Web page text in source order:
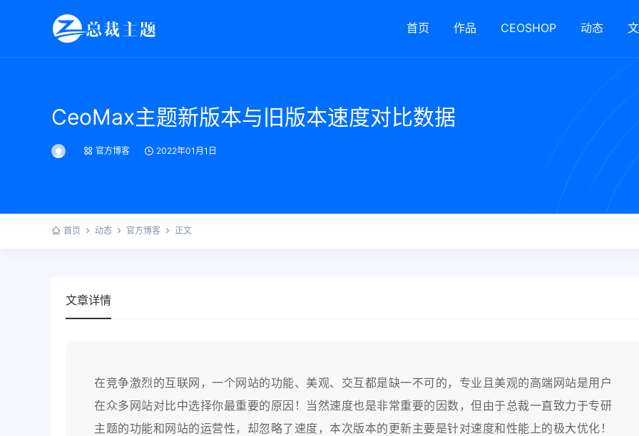
首页 作品 CEOSHOP 动态
CeoMax主题新版本与旧版本速度对比数据
官方博客 2022年01月1日
首页 动态 官方博客 正文
文章详情
在竞争激烈的互联网，一个网站的功能、美观、交互都是缺一不可的，专业且美观的高端网站是用户
在众多网站对比中选择你最重要的原因！当然速度也是非常重要的因数，但由于总裁一直致力于专研
主题的功能和网站的运营性，却忽略了速度，本次版本的更新主要是针对速度和性能上的极大优化！